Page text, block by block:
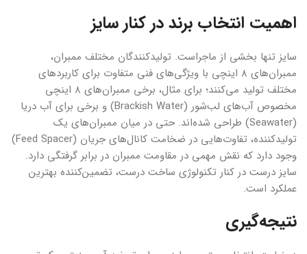
اهمیت انتخاب برند در کنار سایز
سایز تنها بخشی از ماجراست. تولیدکنندگان مختلف ممبران،
ممبران‌های ۸ اینچی با ویژگی‌های فنی متفاوت برای کاربردهای
مختلف تولید می‌کنند؛ برای مثال، برخی ممبران‌های ۸ اینچی
مخصوص آب‌های لب‌شور (Brackish Water) و برخی برای آب دریا
(Seawater) طراحی شده‌اند. حتی در میان ممبران‌های یک
تولیدکننده، تفاوت‌هایی در ضخامت کانال‌های جریان (Feed Spacer)
وجود دارد که نقش مهمی در مقاومت ممبران در برابر گرفتگی دارد.
سایز درست در کنار تکنولوژی ساخت درست، تضمین‌کننده بهترین
عملکرد است.
نتیجه‌گیری